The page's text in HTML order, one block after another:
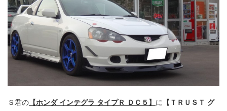
Ｓ君の 【ホンダ インテグラ タイプＲ ＤＣ５】 に
【ＴＲＵＳＴ グ